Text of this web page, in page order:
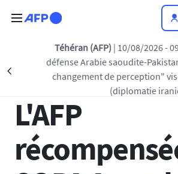
Téhéran (AFP)| 10/08/2026 -
défense Arabie saoudite-Pakistan-
changement de perception" vis-à-
(diplomatie
Retour à la liste
21 JUIN 2024 - 13:30
L'AFP